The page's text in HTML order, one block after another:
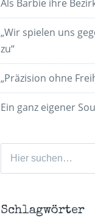
Als Barbie ihre
„Wir spielen uns
zu“
„Präzision ohne
Ein ganz eigener
Suchen
Schlagwörter